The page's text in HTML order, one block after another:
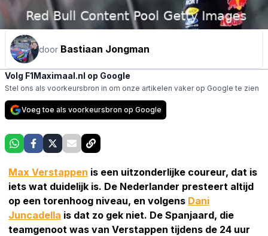
door Bastiaan Jongman
Volg F1Maximaal.nl op Google
Stel ons als voorkeursbron in om onze artikelen vaker op Google te zien
Voeg toe als voorkeursbron op Google
Max Verstappen is een uitzonderlijke coureur, dat is
iets wat duidelijk is. De Nederlander presteert altijd
op een torenhoog niveau, en volgens Dani
Juncadella is dat zo gek niet. De Spanjaard, die
teamgenoot was van Verstappen tijdens de 24 uur